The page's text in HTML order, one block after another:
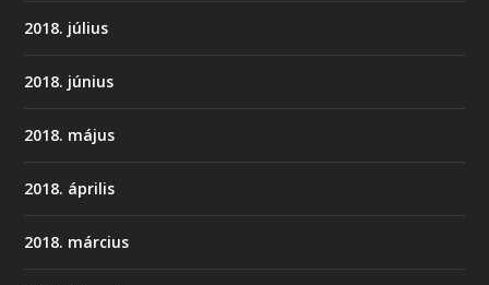
2018. július
2018. június
2018. május
2018. április
2018. március